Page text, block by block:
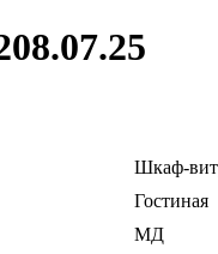
Шкаф-
Гостиная
МД